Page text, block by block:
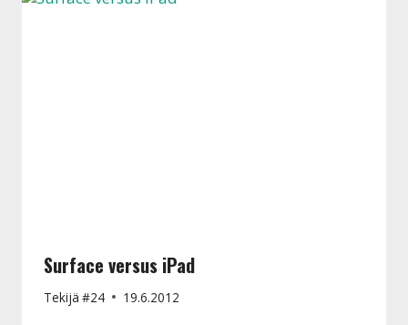
Surface versus iPad
Tekijä #24 19.6.2012